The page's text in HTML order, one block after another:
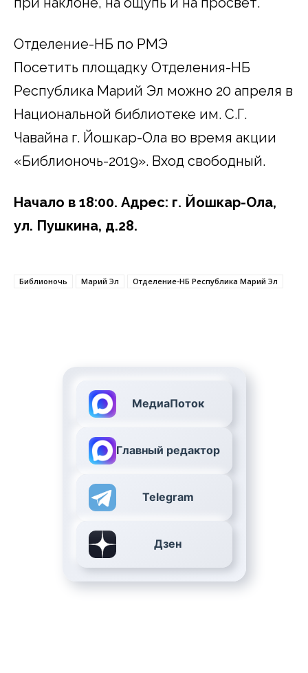
Отделение-НБ по РМЭ
Посетить площадку Отделения-НБ
Республика Марий Эл можно 20 апреля в
Национальной библиотеке им. С.Г.
Чавайна г. Йошкар-Ола во время акции
«Библионочь-2019». Вход свободный.
Начало в 18:00. Адрес: г. Йошкар-Ола,
ул. Пушкина, д.28.
Библионочь Марий Эл Отделение-НБ Республика Марий Эл
МедиаПоток
Главный редактор
Telegram
Дзен